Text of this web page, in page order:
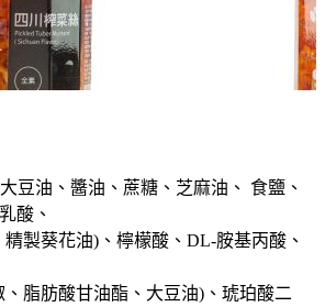
豆油、醬油、蔗糖、芝麻油、 食鹽、
酸、
製葵花油)、檸檬酸、DL-胺基丙酸、
脂肪酸甘油酯、大豆油)、琥珀酸二